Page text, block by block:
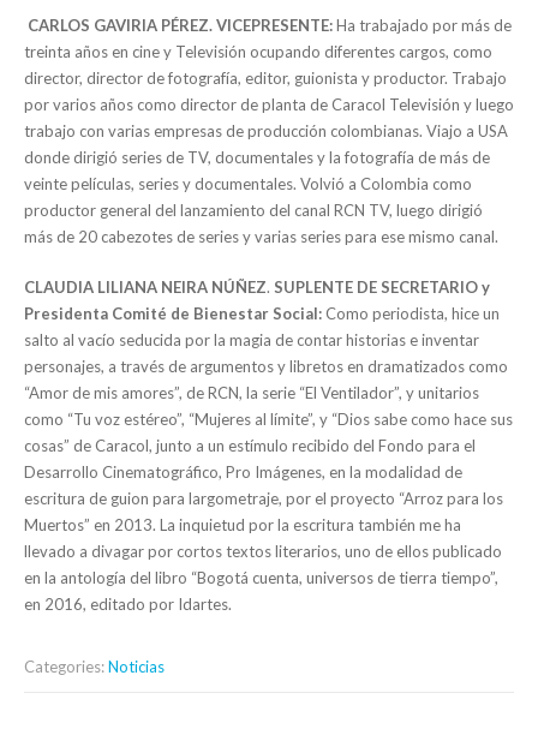
CARLOS GAVIRIA PÉREZ.VICEPRESENTE:Ha trabajado por más de
treinta años en cine y Televisión ocupando diferentes cargos, como
director, director de fotografía, editor, guionista y productor. Trabajo
por varios años como director de planta de Caracol Televisión y luego
trabajo con varias empresas de producción colombianas. Viajo a USA
donde dirigió series de TV, documentales y la fotografía de más de
veinte películas, series y documentales. Volvió a Colombia como
productor general del lanzamiento del canal RCN TV, luego dirigió
más de 20 cabezotes de series y varias series para ese mismo canal.
CLAUDIA LILIANA NEIRA NÚÑEZ. SUPLENTE DE SECRETARIO y
Presidenta Comité de Bienestar Social: Como periodista, hice un
salto al vacío seducida por la magia de contar historias e inventar
personajes, a través de argumentos y libretos en dramatizados como
“Amor de mis amores”, de RCN, la serie “El Ventilador”, y unitarios
como “Tu voz estéreo”, “Mujeres al límite”, y “Dios sabe como hace sus
cosas” de Caracol, junto a un estímulo recibido del Fondo para el
Desarrollo Cinematográfico, Pro Imágenes, en la modalidad de
escritura de guion para largometraje, por el proyecto “Arroz para los
Muertos” en 2013. La inquietud por la escritura también me ha
llevado a divagar por cortos textos literarios, uno de ellos publicado
en la antología del libro “Bogotá cuenta, universos de tierra tiempo”,
en 2016, editado por Idartes.
Categories:Noticias